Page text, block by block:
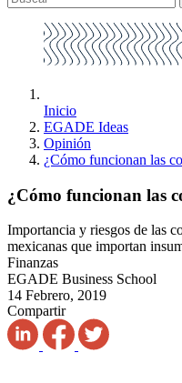
Inicio
EGADE Ideas
Opinión
¿Cómo funcionan las
¿Cómo funcionan las
Importancia y riesgos de las
mexicanas que importan
Finanzas
EGADE Business School
14 Febrero, 2019
Compartir